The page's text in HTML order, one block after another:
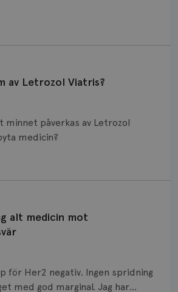
av Letrozol Viatris?
påverkas av Letrozol
jag byta medicin?
hormonsänkande behandling
man får så kan en del
på minnet. Prata din
aromatashämmare. Det kan ofta
alt medicin mot
för Her2 negativ. Ingen spridning
med god marginal. Jag har